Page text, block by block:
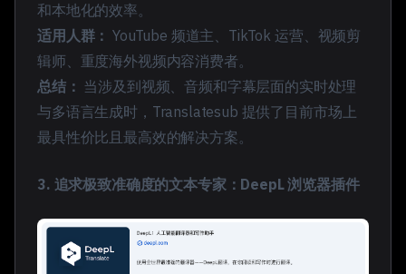
和本地化的效率。
适用人群： YouTube 频道主、TikTok 运营、视频剪
辑师、重度海外视频内容消费者。
总结： 当涉及到视频、音频和字幕层面的实时处理
与多语言生成时，Translatesub 提供了目前市场上
最具性价比且最高效的解决方案。
3. 追求极致准确度的文本专家：DeepL 浏览器插件